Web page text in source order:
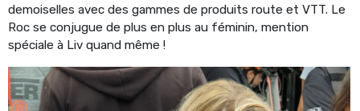
demoiselles avec des gammes de produits route et VTT. Le
Roc se conjugue de plus en plus au féminin, mention
spéciale à Liv quand même !